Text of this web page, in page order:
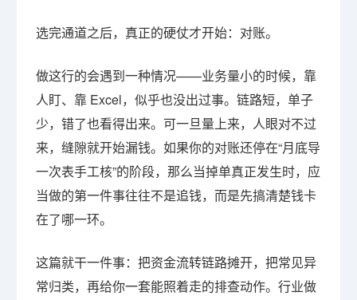
选完通道之后，真正的硬仗才开始：对账。
做这行的会遇到一种情况——业务量小的时候，靠
人盯、靠 Excel，似乎也没出过事。链路短，单子
少，错了也看得出来。可一旦量上来，人眼对不过
来，缝隙就开始漏钱。如果你的对账还停在“月底导
一次表手工核”的阶段，那么当掉单真正发生时，应
当做的第一件事往往不是追钱，而是先搞清楚钱卡
在了哪一环。
这篇就干一件事：把资金流转链路摊开，把常见异
常归类，再给你一套能照着走的排查动作。行业做